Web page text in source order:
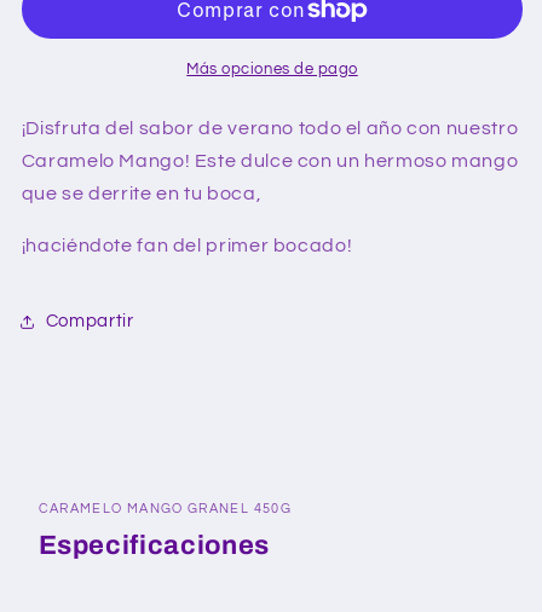
450g
Más opciones de pago
¡Disfruta del sabor de verano todo el año con nuestro
Caramelo Mango! Este dulce con un hermoso mango
que se derrite en tu boca,
¡haciéndote fan del primer bocado!
Compartir
CARAMELO MANGO GRANEL 450G
Especificaciones